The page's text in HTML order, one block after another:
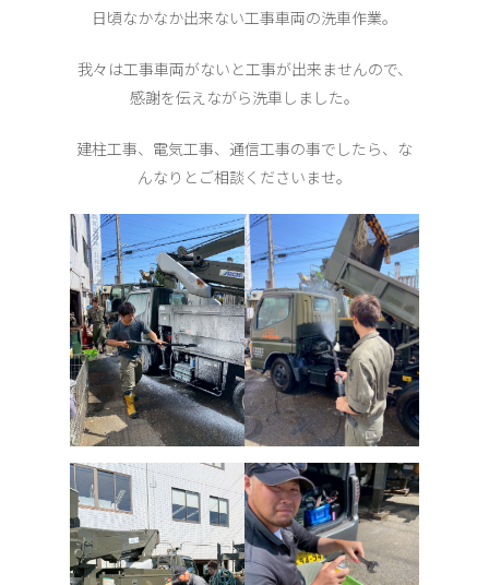
日頃なかなか出来ない工事車両の洗車作業。
我々は工事車両がないと工事が出来ませんので、
感謝を伝えながら洗車しました。
建柱工事、電気工事、通信工事の事でしたら、な
んなりとご相談くださいませ。